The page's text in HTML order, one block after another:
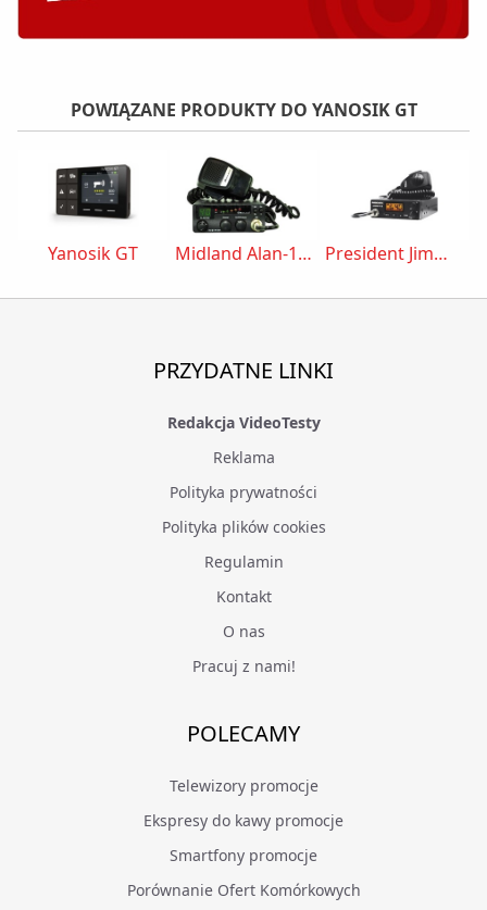
POWIĄZANE PRODUKTY DO YANOSIK GT
Yanosik GT Midland Alan-109 President Jimmy II ASC
PRZYDATNE LINKI
Redakcja VideoTesty
Reklama
Polityka prywatności
Polityka plików cookies
Regulamin
Kontakt
O nas
Pracuj z nami!
POLECAMY
Telewizory promocje
Ekspresy do kawy promocje
Smartfony promocje
Porównanie Ofert Komórkowych